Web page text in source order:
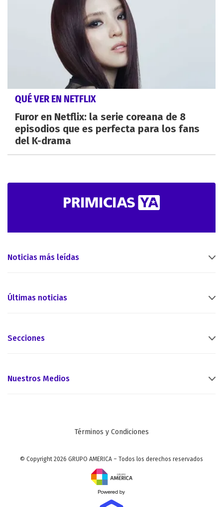
QUÉ VER EN NETFLIX
Furor en Netflix: la serie coreana de 8
episodios que es perfecta para los fans
del K-drama
Noticias más leídas
Últimas noticias
Secciones
Nuestros Medios
Términos y Condiciones
© Copyright 2026 GRUPO AMERICA – Todos los derechos reservados